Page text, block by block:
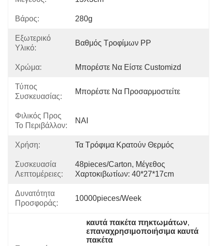
Βάρος: 280g
Εξωτερικό
Υλικό:
Βαθμός Τροφίμων PP
Χρώμα: Μπορέστε Να Είστε Customizd
Τύπος
Συσκευασίας:
Μπορέστε Να Προσαρμοστείτε
Φιλικός Προς
Το Περιβάλλον:
ΝΑΙ
Χρήση: Τα Τρόφιμα Κρατούν Θερμός
Συσκευασία
Λεπτομέρειες:
48pieces/carton, Μέγεθος
Χαρτοκιβωτίων: 40*27*17cm
Δυνατότητα
Προσφοράς:
10000pieces/week
καυτά πακέτα πηκτωμάτων,
επαναχρησιμοποιήσιμα καυτά
πακέτα